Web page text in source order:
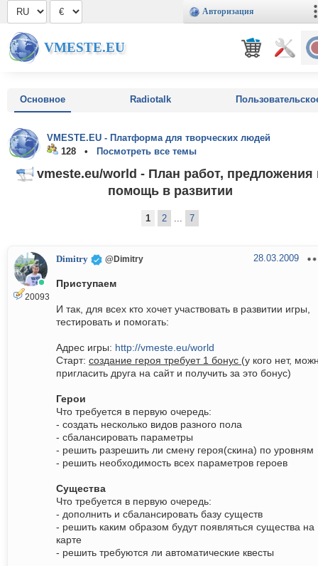
Авторизация
VMESTE.EU
Основное Radiotalk
VMESTE.EU - Платформа для творческих людей
128 •
Посмотреть все темы
vmeste.eu/world - План работ, предложения
помощь в развитии
1 2 ... 7
20093
Dimitry @Dimitry 28.03.2009
Приступаем
И так, для всех кто хочет участвовать в развитии игры,
тестировать и помогать:
Адрес игры: http://vmeste.eu/world
Старт: создание героя требует 1 бонус (у кого нет,
пригласить друга на сайт и получить за это бонус)
Герои
Что требуется в первую очередь:
- создать несколько видов разного пола
- сбалансировать параметры
- решить разрешить ли смену героя(скина) по уровням
- решить необходимость всех параметров героев
Существа
Что требуется в первую очередь:
- дополнить и сбалансировать базу существ
- решить каким образом будут появляться существа на
карте
- решить требуются ли автоматические квесты